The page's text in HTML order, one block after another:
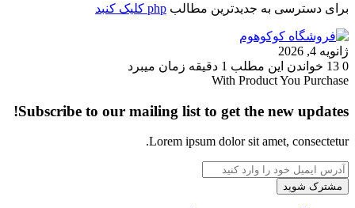
برای دسترسی به جدیدترین مطالب php کلیک کنبد
ژانویه 4, 2026
0
خواندن این مطلب 1 دقیقه زمان میبرد
With Product You Purchase
Subscribe to our mailing list to get the new updates!
Lorem ipsum dolor sit amet, consectetur.
آدرس
ایمیل
خود